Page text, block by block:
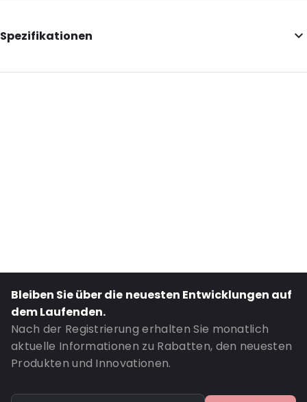
Spezifikationen
Additional information: Mit Euro-Einsteckfach
Bleiben Sie über die neuesten Entwicklungen auf
dem Laufenden.
Nach der Registrierung erhalten Sie monatlich
aktuelle Informationen zu Rabatten, den neuesten
Produkten und Innovationen.